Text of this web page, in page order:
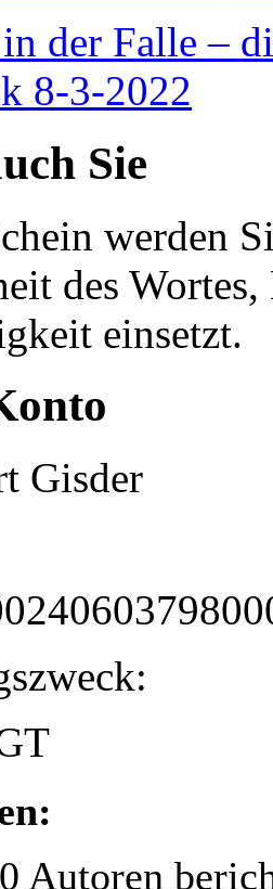
der Falle –
8-3-2022
Sie
werden
des
einsetzt.
Gisder
Autoren